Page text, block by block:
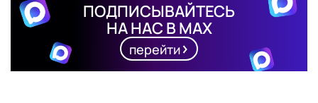
ПОДПИСЫВАЙТЕСЬ
НА НАС В MAX
перейти